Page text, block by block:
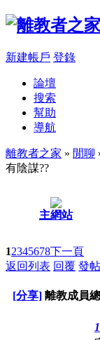
新建帳戶 登錄
論壇
搜索
幫助
導航
離教者之家 » 閒聊
有陰謀??
主網站
12345678下一頁
返回列表 回覆 發帖
[分享] 離教成員
1